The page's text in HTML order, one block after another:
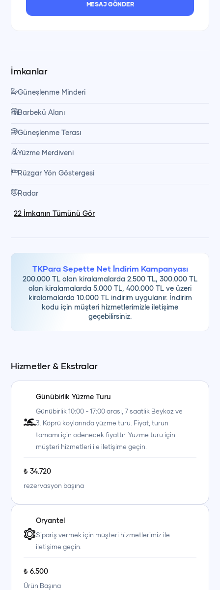
MESAJ GÖNDER
İmkanlar
Güneşlenme Minderi
Barbekü Alanı
Güneşlenme Terası
Yüzme Merdiveni
Rüzgar Yön Göstergesi
Radar
22 İmkanın Tümünü Gör
TKPara Sepette Net İndirim Kampanyası
200.000 TL olan kiralamalarda 2.500 TL, 300.000 TL
olan kiralamalarda 5.000 TL, 400.000 TL ve üzeri
kiralamalarda 10.000 TL indirim uygulanır. İndirim
kodu için müşteri hizmetlerimizle iletişime
geçebilirsiniz.
Hizmetler & Ekstralar
Günübirlik Yüzme Turu
Günübirlik 10:00 - 17:00 arası, 7 saatlik Beykoz ve
3. Köprü koylarında yüzme turu. Fiyat, turun
tamamı için ödenecek fiyattır. Yüzme turu için
müşteri hizmetleri ile iletişime geçin.
₺ 34.720
rezervasyon başına
Oryantel
Sipariş vermek için müşteri hizmetlerimiz ile
iletişime geçin.
₺ 6.500
Ürün Başına